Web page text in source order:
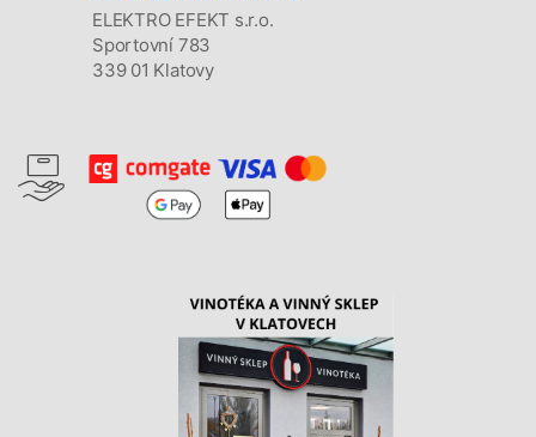
ELEKTRO EFEKT s.r.o.
Sportovní 783
339 01 Klatovy